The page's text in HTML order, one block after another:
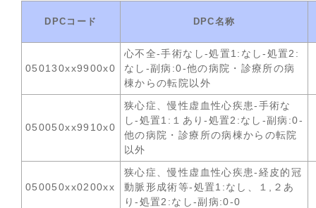
DPCコード DPC名称
050130xx9900x0
心不全-手術なし-処置1:なし-処置2:
なし-副病:0-他の病院・診療所の病
棟からの転院以外
050050xx9910x0
狭心症、慢性虚血性心疾患-手術な
し-処置1:１あり-処置2:なし-副病:0-
他の病院・診療所の病棟からの転院
以外
050050xx0200xx
狭心症、慢性虚血性心疾患-経皮的冠
動脈形成術等-処置1:なし、１,２あ
り-処置2:なし-副病:0-0